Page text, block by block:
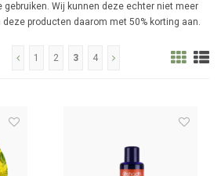
Wij kunnen deze echter niet meer
deze producten daarom met 50% korting aan.
1 2 3 4